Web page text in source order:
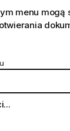
menu mogą